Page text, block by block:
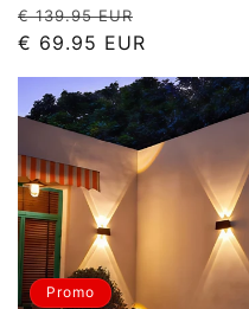
Prix
habituel
€ 139.95 EUR
€ 69.95 EUR
Promo